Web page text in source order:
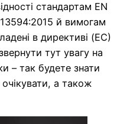
стандартам EN
й вимогам
в директиві (EC)
тут увагу на
– так будете знати
а також